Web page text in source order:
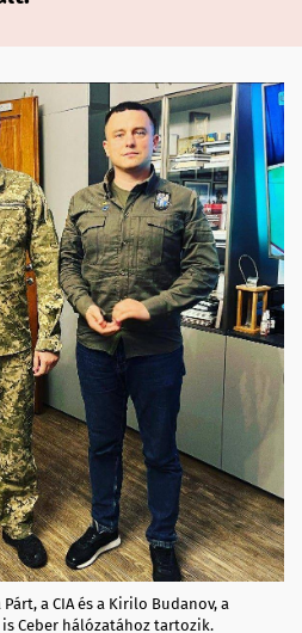
a CIA és a Kirilo Budanov, a
Ceber hálózatához tartozik.